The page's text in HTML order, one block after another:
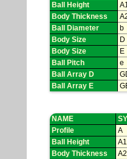
Ball Height
Body Thickness
Ball Diameter
b
Body Size
D
Body Size
E
Ball Pitch
e
Ball Array D
Ball Array E
NAME
Profile
A
Ball Height
A1
Body Thickness
A2